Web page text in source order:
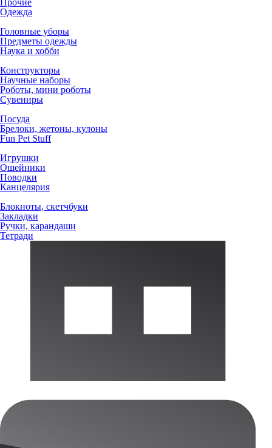
Прочие
Одежда
Головные уборы
Предметы одежды
Наука и хобби
Конструкторы
Научные наборы
Роботы, мини роботы
Сувениры
Посуда
Брелоки, жетоны, кулоны
Fun Pet Stuff
Игрушки
Ошейники
Поводки
Канцелярия
Блокноты, скетчбуки
Закладки
Ручки, карандаши
Тетради